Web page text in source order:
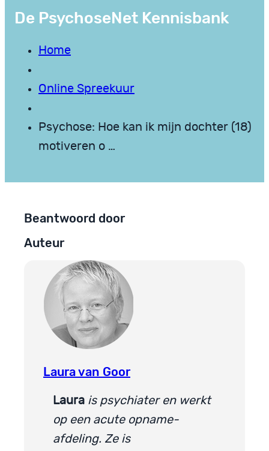
De PsychoseNet Kennisbank
Home
Online Spreekuur
Psychose: Hoe kan ik mijn dochter (18)
motiveren o …
Beantwoord door
Auteur
Laura van Goor
Laura is psychiater en werkt
op een acute opname-
afdeling. Ze is